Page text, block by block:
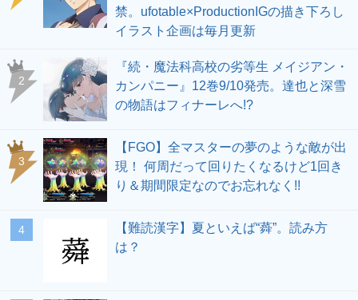
禁。ufotable×ProductionIGの描き下ろし
イラスト企画は毎月更新
2
『続・魔法科高校の劣等生 メイジアン・
カンパニー』12巻9/10発売。達也と深雪
の物語はフィナーレへ!?
3
【FGO】全マスターの夢のような敵が出
現！ 何周だって回りたくなるけど1回き
り＆期間限定なのでお忘れなく!!
4
【難読漢字】夏といえば“蕣”。読み方
は？